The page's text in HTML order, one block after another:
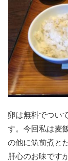
卵は無料でつい
す。今回私は麦
の他に筑前煮と
肝心のお味です